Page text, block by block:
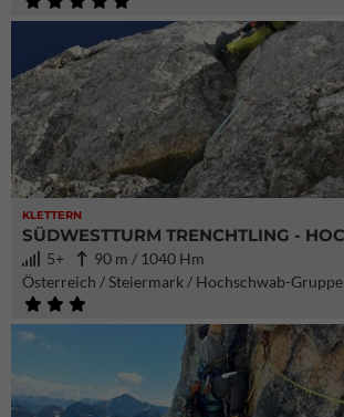
KLETTERN
SÜDWESTTURM TRENCHTLING -
5+
90 m / 1040 Hm
Österreich / Steiermark / Hochschwab-Gruppe